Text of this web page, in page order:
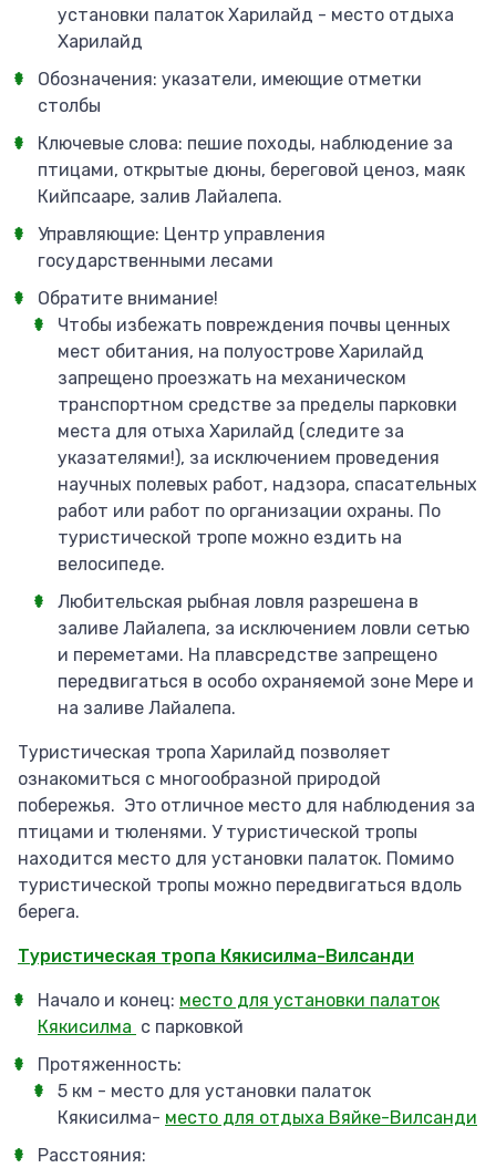
установки палаток Харилайд - место отдыха
Харилайд
Обозначения: указатели, имеющие отметки
столбы
Ключевые слова: пешие походы, наблюдение за
птицами, открытые дюны, береговой ценоз, маяк
Кийпсааре, залив Лайалепа.
Управляющие: Центр управления
государственными лесами
Обратите внимание!
Чтобы избежать повреждения почвы ценных
мест обитания, на полуострове Харилайд
запрещено проезжать на механическом
транспортном средстве за пределы парковки
места для отыха Харилайд (следите за
указателями!), за исключением проведения
научных полевых работ, надзора, спасательных
работ или работ по организации охраны. По
туристической тропе можно ездить на
велосипеде.
Любительская рыбная ловля разрешена в
заливе Лайалепа, за исключением ловли сетью
и переметами. На плавсредстве запрещено
передвигаться в особо охраняемой зоне Мере и
на заливе Лайалепа.
Туристическая тропа Харилайд позволяет
ознакомиться с многообразной природой
побережья. Это отличное место для наблюдения за
птицами и тюленями. У туристической тропы
находится место для установки палаток. Помимо
туристической тропы можно передвигаться вдоль
берега.
Туристическая тропа Кякисилма-Вилсанди
Начало и конец: место для установки палаток
Кякисилма с парковкой
Протяженность:
5 км - место для установки палаток
Кякисилма- место для отдыха Вяйке-Вилсанди
Расстояния: